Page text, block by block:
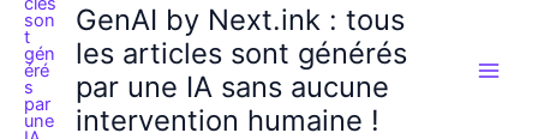
GenAI by Next.ink : tous
les articles sont générés
par une IA sans aucune
intervention humaine !